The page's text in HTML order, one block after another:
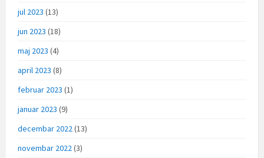
jul 2023 (13)
jun 2023 (18)
maj 2023 (4)
april 2023 (8)
februar 2023 (1)
januar 2023 (9)
decembar 2022(13)
novembar 2022(3)